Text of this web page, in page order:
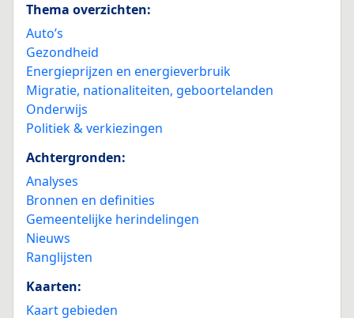
Thema overzichten:
Auto’s
Gezondheid
Energieprijzen en energieverbruik
Migratie, nationaliteiten, geboortelanden
Onderwijs
Politiek & verkiezingen
Achtergronden:
Analyses
Bronnen en definities
Gemeentelijke herindelingen
Nieuws
Ranglijsten
Kaarten:
Kaart gebieden